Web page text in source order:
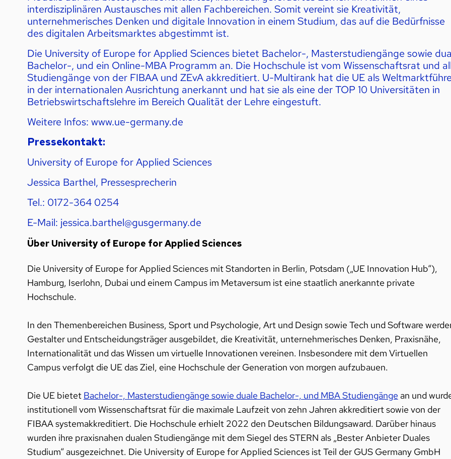
interdisziplinären Austausches mit allen Fachbereichen. Somit vereint sie Kreativität,
unternehmerisches Denken und digitale Innovation in einem Studium, das auf die Bedürfnisse
des digitalen Arbeitsmarktes abgestimmt ist.
Die University of Europe for Applied Sciences bietet Bachelor-, Masterstudiengänge sowie
Bachelor-, und ein Online-MBA Programm an. Die Hochschule ist vom Wissenschaftsrat und
Studiengänge von der FIBAAund ZEvAakkreditiert. U-Multirank hat die UE als
in der internationalen Ausrichtung anerkannt und hat sie als eine derTOP 10 Universitäten in
Betriebswirtschaftslehre im Bereich Qualität der Lehre eingestuft.
Weitere Infos: www.ue-germany.de
Pressekontakt:
University of Europe for Applied Sciences
Jessica Barthel, Pressesprecherin
Tel.: 0172-364 0254
E-Mail: jessica.barthel@gusgermany.de
Über University of Europe for Applied Sciences
Die University of Europe for Applied Sciences mit Standorten in Berlin, Potsdam („UE Innovation Hub“),
Hamburg, Iserlohn, Dubai und einem Campus im Metaversum ist eine staatlich anerkannte private
Hochschule.
In den Themenbereichen Business, Sport und Psychologie, Art und Design sowie Tech und Software
Gestalter und Entscheidungsträger ausgebildet, die Kreativität, unternehmerisches Denken, Praxisnähe,
Internationalität und das Wissen um virtuelle Innovationen vereinen. Insbesondere mit dem Virtuellen
Campus verfolgt die UE das Ziel, eine Hochschule der Generation von morgen aufzubauen.
Die UE bietet Bachelor-, Masterstudiengänge sowie duale Bachelor-, und MBA Studiengängean und
institutionell vom Wissenschaftsrat für die maximale Laufzeit von zehn Jahren akkreditiert sowie von der
FIBAA systemakkreditiert. Die Hochschule erhielt 2022 den Deutschen Bildungsaward. Darüber hinaus
wurden ihre praxisnahen dualen Studiengänge mit dem Siegel des STERN als „Bester Anbieter Duales
Studium“ ausgezeichnet. Die University of Europe for Applied Sciences ist Teil der GUS Germany GmbH